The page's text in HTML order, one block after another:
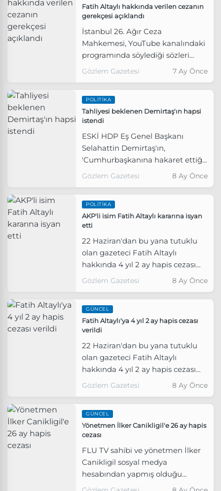
Fatih Altaylı hakkında verilen cezanın
gerekçesi açıklandı
İstanbul 26. Ağır Ceza
Mahkemesi, YouTube kanalındaki
programında söylediği sözleri
nedeniyle 4 yıl 2 ay hapis cezası
Gözlem Gazetesi 7 Ay Önce
POLITIKA
Tahliyesi beklenen Demirtaş'ın hapsi
istendi
ESKİ HDP Eş Genel Başkanı
Selahattin Demirtaş'ın,
'Cumhurbaşkanına hakaret ettiği'
gerekçesiyle yargılandığı davada
Gözlem Gazetesi 8 Ay Önce
POLITIKA
AKP'li isim Fatih Altaylı kararına isyan
etti
22 Haziran'dan bu yana tutuklu
olan gazeteci Fatih Altaylı
hakkında 4 yıl 2 ay hapis cezası
verildi. Altaylı tahliye edilmezken
Gözlem Gazetesi 8 Ay Önce
GÜNCEL
Fatih Altaylı'ya 4 yıl 2 ay hapis cezası
verildi
22 Haziran'dan bu yana tutuklu
olan gazeteci Fatih Altaylı
hakkında 4 yıl 2 ay hapis cezası
verildi, Altaylı tahliye edilmedi.
Gözlem Gazetesi 8 Ay Önce
GÜNCEL
Yönetmen İlker Canikligil'e 26 ay hapis
cezası
FLU TV sahibi ve yönetmen İlker
Canikligil sosyal medya
hesabından yapmış olduğu
paylaşımda, 26 ay hapis cezası